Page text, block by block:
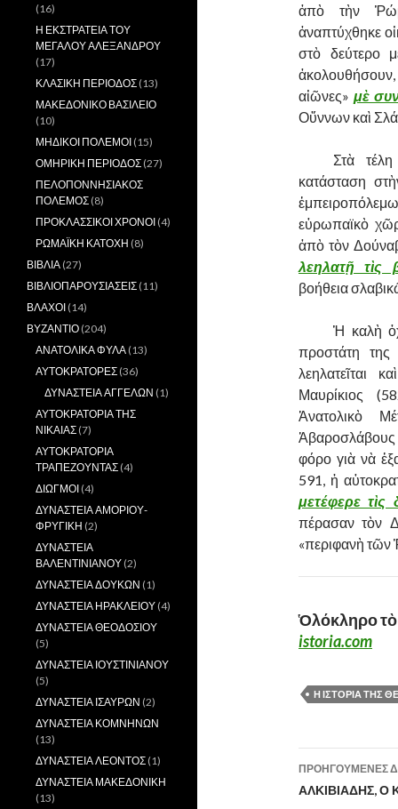
ἀπὸ τὴν
ἀναπτύχθηκε
στὸ δεύτερο
ἀκολουθήσουν,
αἰῶνες» μὲ
Οὔννων καὶ
Στὰ
κατάσταση
εὐρωπαϊκὸ
ἀπὸ τὸν
λεηλατῇ τὶς
βοήθεια
Ἡ καλὴ
προστάτη
λεηλατεῖται
Μαυρίκιος
Ἀνατολικὸ
Ἀβαροσλάβους
φόρο γιὰ νὰ
591, ἡ
μετέφερε τὶς
πέρασαν τὸν
«περιφανὴ τῶν
Ὁλόκληρο τὸ
istoria.com
Η ΙΣΤΟΡΙΑ ΤΗΣ
ΠΡΟΗΓΟΎΜΕΝΕΣ
ΑΛΚΙΒΙΑΔΗΣ,
(16)
Η ΕΚΣΤΡΑΤΕΙΑ ΤΟΥ
ΜΕΓΑΛΟΥ ΑΛΕΞΑΝΔΡΟΥ
(17)
ΚΛΑΣΙΚΗ ΠΕΡΙΟΔΟΣ (13)
ΜΑΚΕΔΟΝΙΚΟ ΒΑΣΙΛΕΙΟ
(10)
ΜΗΔΙΚΟΙ ΠΟΛΕΜΟΙ (15)
ΟΜΗΡΙΚΗ ΠΕΡΙΟΔΟΣ (27)
ΠΕΛΟΠΟΝΝΗΣΙΑΚΟΣ
ΠΟΛΕΜΟΣ (8)
ΠΡΟΚΛΑΣΣΙΚΟΙ ΧΡΟΝΟΙ (4)
ΡΩΜΑΪΚΗ ΚΑΤΟΧΗ (8)
ΒΙΒΛΙΑ (27)
ΒΙΒΛΙΟΠΑΡΟΥΣΙΑΣΕΙΣ (11)
ΒΛΑΧΟΙ (14)
ΒΥΖΑΝΤΙΟ (204)
ΑΝΑΤΟΛΙΚΑ ΦΥΛΑ (13)
ΑΥΤΟΚΡΑΤΟΡΕΣ (36)
ΔΥΝΑΣΤΕΙΑ ΑΓΓΕΛΩΝ (1)
ΑΥΤΟΚΡΑΤΟΡΙΑ ΤΗΣ
ΝΙΚΑΙΑΣ (7)
ΑΥΤΟΚΡΑΤΟΡΙΑ
ΤΡΑΠΕΖΟΥΝΤΑΣ (4)
ΔΙΩΓΜΟΙ (4)
ΔΥΝΑΣΤΕΙΑ ΑΜΟΡΙΟΥ-
ΦΡΥΓΙΚΗ (2)
ΔΥΝΑΣΤΕΙΑ
ΒΑΛΕΝΤΙΝΙΑΝΟΥ (2)
ΔΥΝΑΣΤΕΙΑ ΔΟΥΚΩΝ (1)
ΔΥΝΑΣΤΕΙΑ ΗΡΑΚΛΕΙΟΥ (4)
ΔΥΝΑΣΤΕΙΑ ΘΕΟΔΟΣΙΟΥ
(5)
ΔΥΝΑΣΤΕΙΑ ΙΟΥΣΤΙΝΙΑΝΟΥ
(5)
ΔΥΝΑΣΤΕΙΑ ΙΣΑΥΡΩΝ (2)
ΔΥΝΑΣΤΕΙΑ ΚΟΜΝΗΝΩΝ
(13)
ΔΥΝΑΣΤΕΙΑ ΛΕΟΝΤΟΣ (1)
ΔΥΝΑΣΤΕΙΑ ΜΑΚΕΔΟΝΙΚΗ
(13)